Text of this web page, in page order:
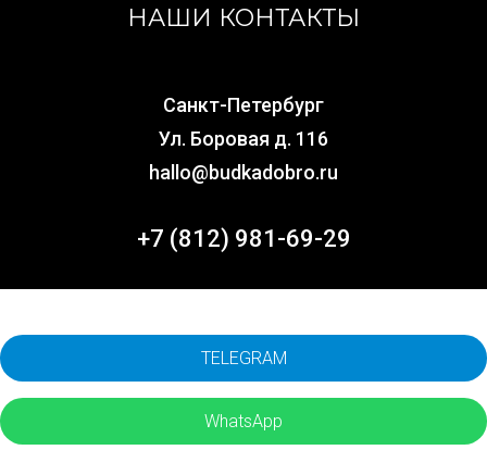
НАШИ КОНТАКТЫ
Санкт-Петербург
Ул. Боровая д. 116
hallo@budkadobro.ru
+7 (812) 981-69-29
TELEGRAM
WhatsApp